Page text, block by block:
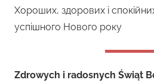
Хороших, здорових і
успішного Нового року
Zdrowych i radosnych Świąt